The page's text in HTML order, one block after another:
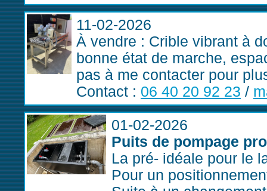
11-02-2026
À vendre : Crible vibrant à
bonne état de marche,
pas à me contacter pour
Contact : 06 40 20 92 23 /
01-02-2026
Puits de pompage
La pré- idéale pour le
Pour un